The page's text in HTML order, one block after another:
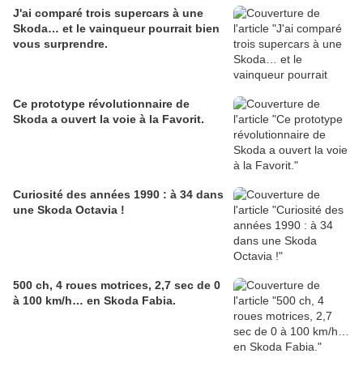
J'ai comparé trois supercars à une
Skoda… et le vainqueur pourrait bien
vous surprendre.
Ce prototype révolutionnaire de
Skoda a ouvert la voie à la Favorit.
Curiosité des années 1990 : à 34 dans
une Skoda Octavia !
500 ch, 4 roues motrices, 2,7 sec de 0
à 100 km/h… en Skoda Fabia.